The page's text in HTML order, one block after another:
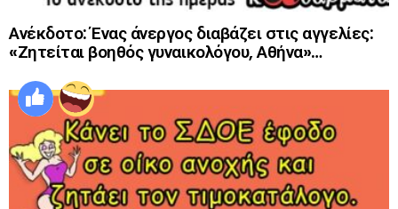
Ανέκδοτο: Ένας άνεργος διαβάζει στις αγγελίες:
«Ζητείται βοηθός γυναικολόγου, Αθήνα»…